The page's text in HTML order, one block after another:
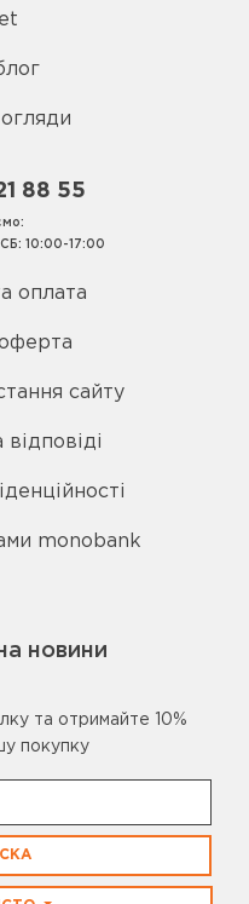
88 55
10:00-17:00
оплата
оферта
сайту
monobank
новини
та отримайте 10%
покупку